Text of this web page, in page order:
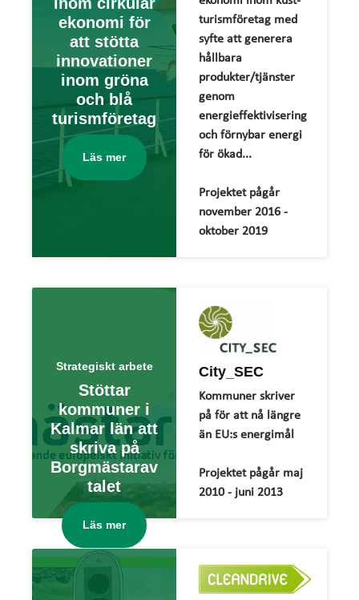
inom cirkulär
ekonomi för
att stötta
innovationer
inom gröna
och blå
turismföretag
Läs mer
turismföretag med
syfte att generera
hållbara
produkter/tjänster
genom
energieffektivisering
och förnybar energi
för ökad...
Projektet pågår
november 2016 -
oktober 2019
Strategiskt arbete
Stöttar
kommuner i
Kalmar län att
skriva på
Borgmästarav
talet
Läs mer
City_SEC
Kommuner skriver
på för att nå längre
än EU:s energimål
Projektet pågår maj
2010 - juni 2013